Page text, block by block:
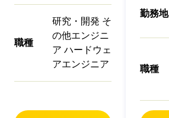
職種
研究・開発 そ
の他エンジニ
ア ハードウェ
アエンジニア
勤務地
職種